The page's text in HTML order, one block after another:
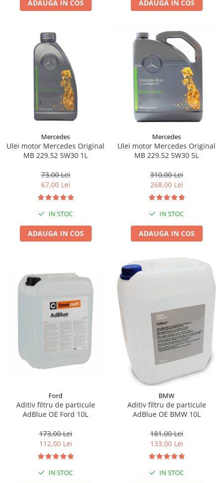
Lichid de frana
Filtre moto
Filtru combustibil
Buson golire ulei
Filtru ulei moto
Filtru aer moto
Intretinere si curatare filtre moto
Intretinere moto
Curatare moto
Covor moto
Genti bagaje moto
Suporti si placi prindere
ADAUGA IN COS ADAUGA IN COS
Mercedes
Ulei motor Mercedes Original
MB 229.52 5W30 1L
73,00 Lei
67,00 Lei
IN STOC
ADAUGA IN COS
Mercedes
Ulei motor Mercedes Original
MB 229.52 5W30 5L
310,00 Lei
268,00 Lei
IN STOC
ADAUGA IN COS
Ford
Aditiv filtru de particule
AdBlue OE Ford 10L
173,00 Lei
112,00 Lei
IN STOC
BMW
Aditiv filtru de particule
AdBlue OE BMW 10L
181,00 Lei
133,00 Lei
IN STOC